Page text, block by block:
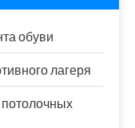
обуви
лагеря